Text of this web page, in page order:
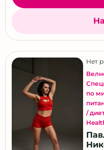
Нет
по
/